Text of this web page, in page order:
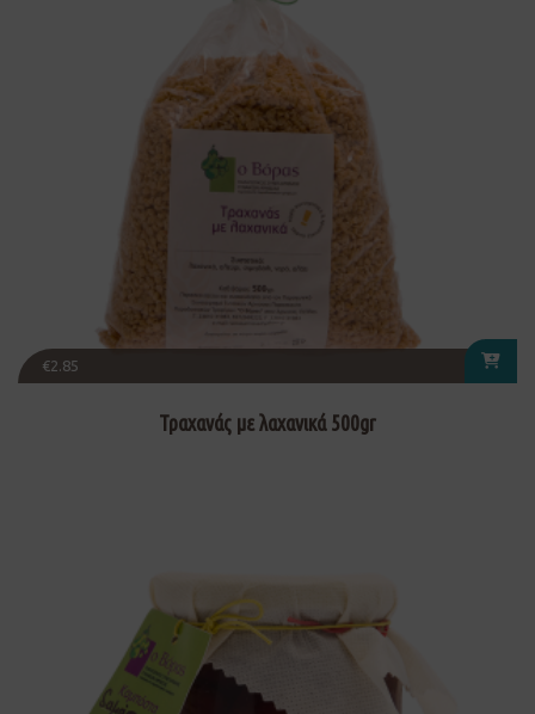
€2.85
Τραχανάς με λαχανικά 500gr